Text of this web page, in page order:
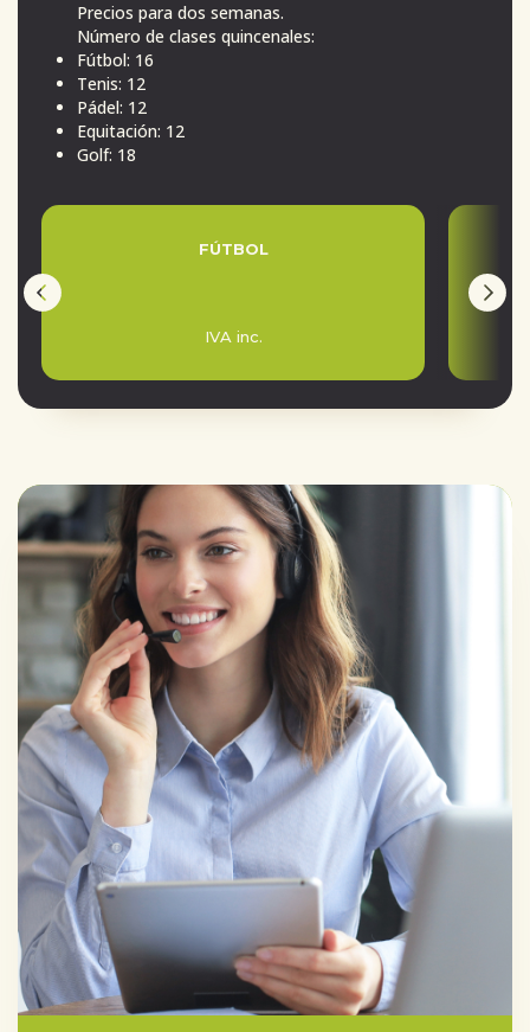
Precios para dos semanas.
Número de clases quincenales:
Fútbol: 16
Tenis: 12
Pádel: 12
Equitación: 12
Golf: 18
FÚTBOL
IVA inc.